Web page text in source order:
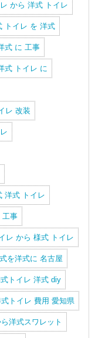
から 洋式 トイレ
トイレ を 洋式
式 に 工事
式 トイレ に
レ 改装
洋式 トイレ
工事
レ から 様式 トイレ
を洋式に 名古屋
トイレ 洋式 diy
トイレ 費用 愛知県
洋式スワレット